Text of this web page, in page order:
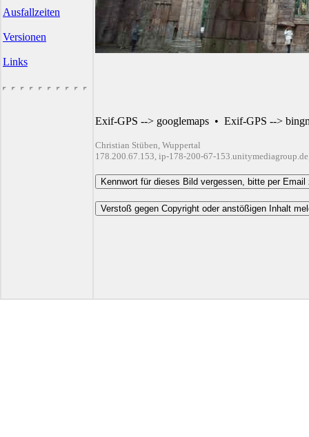
Ausfallzeiten
Versionen
Links
Exif-GPS --> googlemaps • Exif-GPS -->
Christian Stüben, Wuppertal
178.200.67.153, ip-178-200-67-